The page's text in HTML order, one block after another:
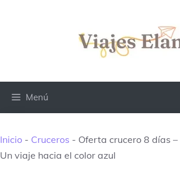
Menú
Inicio - Cruceros - Oferta crucero 8 días
Un viaje hacia el color azul